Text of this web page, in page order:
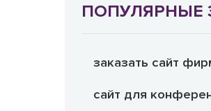
ПОПУЛЯРНЫЕ
заказать сайт
сайт для